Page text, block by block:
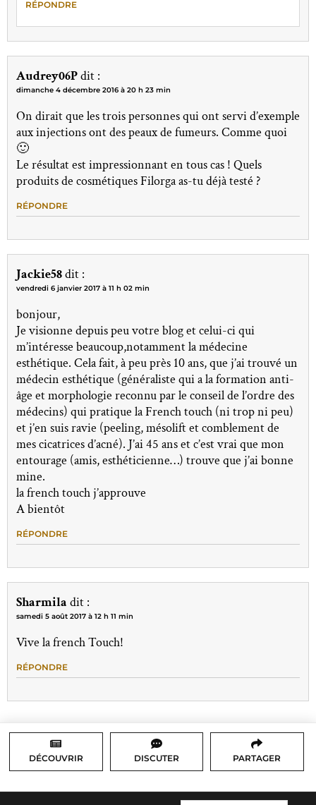
RÉPONDRE
Audrey06Pdit :
dimanche 4 décembre 2016 à 20 h 23 min
On dirait que les trois personnes qui ont servi d’exemple
aux injections ont des peaux de fumeurs. Comme quoi
🙂
Le résultat est impressionnant en tous cas ! Quels
produits de cosmétiques Filorga as-tu déjà testé ?
RÉPONDRE
Jackie58dit :
vendredi 6 janvier 2017 à 11 h 02 min
bonjour,
Je visionne depuis peu votre blog et celui-ci qui
m’intéresse beaucoup,notamment la médecine
esthétique. Cela fait, à peu près 10 ans, que j’ai trouvé un
médecin esthétique (généraliste qui a la formation anti-
âge et morphologie reconnu par le conseil de l’ordre des
médecins) qui pratique la French touch (ni trop ni peu)
et j’en suis ravie (peeling, mésolift et comblement de
mes cicatrices d’acné). J’ai 45 ans et c’est vrai que mon
entourage (amis, esthéticienne…) trouve que j’ai bonne
mine.
la french touch j’approuve
A bientôt
RÉPONDRE
Sharmila dit :
samedi 5 août 2017 à 12 h 11 min
Vive la french Touch!
RÉPONDRE
DÉCOUVRIR DISCUTER PARTAGER